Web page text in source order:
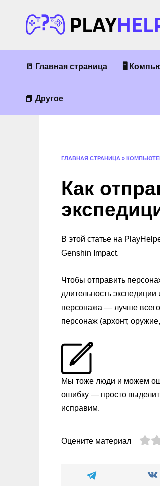
содержанию
📒 Главная страница 🖥
📕 Другое
ГЛАВНАЯ СТРАНИЦА »
Как
В этой статье на
Genshin Impact.
Чтобы отправить
длительность
персонажа — лучше
персонаж (архонт,
Мы тоже люди и можем
ошибку — просто
исправим.
Оцените материал